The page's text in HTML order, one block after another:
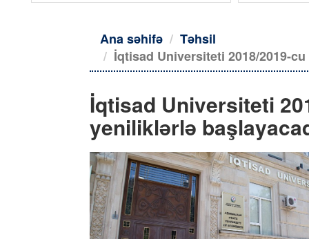
Ana səhifə
Təhsil
İqtisad Universiteti 2018/2019-
İqtisad Universiteti
yeniliklərlə